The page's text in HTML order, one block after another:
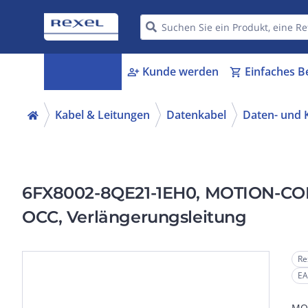
person_add Kunde werden shopping_cart Einfaches
Kabel & Leitungen Datenkabel Daten- und
6FX8002-8QE21-1EH0, MOTION-
OCC, Verlängerungsleitung